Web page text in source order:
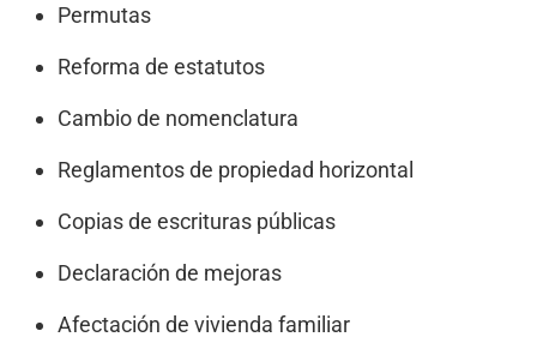
Permutas
Reforma de estatutos
Cambio de nomenclatura
Reglamentos de propiedad horizontal
Copias de escrituras públicas
Declaración de mejoras
Afectación de vivienda familiar